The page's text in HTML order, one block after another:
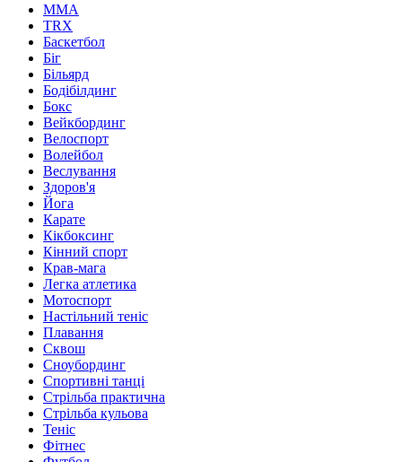
MMA
TRX
Баскетбол
Біг
Більярд
Бодібілдинг
Бокс
Вейкбординг
Велоспорт
Волейбол
Веслування
Здоров'я
Йога
Карате
Кікбоксинг
Кінний спорт
Крав-мага
Легка атлетика
Мотоспорт
Настільний теніс
Плавання
Сквош
Сноубординг
Спортивні танці
Стрільба практична
Стрільба кульова
Теніс
Фітнес